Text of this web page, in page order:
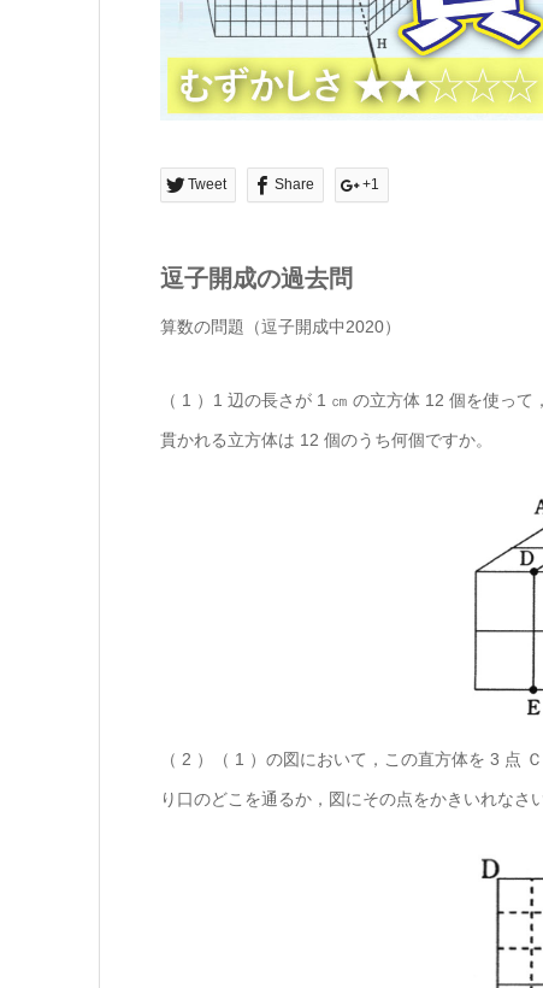
Tweet Share +1
逗子開成の過去問
算数の問題（逗子開成中2020）
（ 1 ）1 辺の長さが 1 ㎝ の立方体 12 個を使っ
貫かれる立方体は 12 個のうち何個ですか。
（ 2 ）（ 1 ）の図において，この直方体を 3 点
り口のどこを通るか，図にその点をかきいれなさい